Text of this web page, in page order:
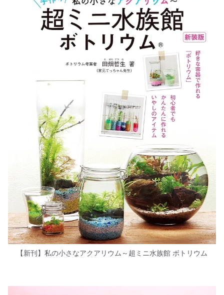
【新刊】私の小さなアクアリウム～超ミニ水族館 ボトリウム